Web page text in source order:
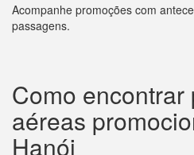
Acompanhe promoções com
passagens.
Como encontrar
aéreas
Hanói